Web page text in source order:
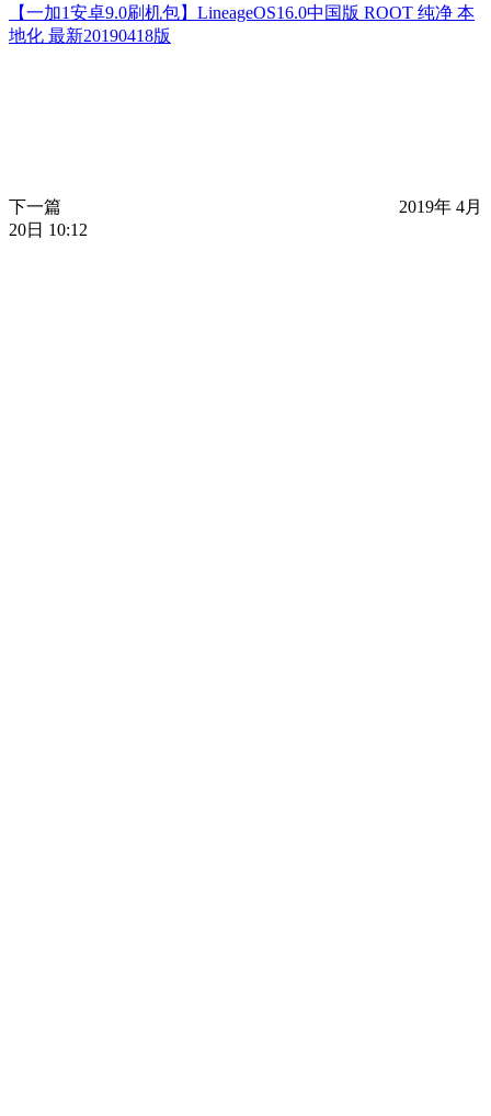
【一加1安卓9.0刷机包】LineageOS16.0中国版 ROOT 纯净 本
地化 最新20190418版
下一篇
2019年 4月
20日 10:12